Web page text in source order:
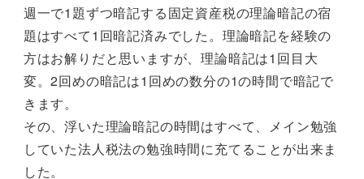
週一で1題ずつ暗記する固定資産税の理論暗記の宿
題はすべて1回暗記済みでした。理論暗記を経験の
方はお解りだと思いますが、理論暗記は1回目大
変。2回めの暗記は1回めの数分の1の時間で暗記で
きます。
その、浮いた理論暗記の時間はすべて、メイン勉強
していた法人税法の勉強時間に充てることが出来ま
した。